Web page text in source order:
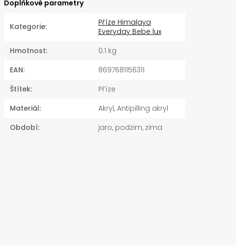
Doplňkové parametry
Kategorie:
Příze Himalaya
Everyday Bebe lux
Hmotnost:
0.1 kg
EAN:
8697681156311
Štítek:
Příze
Materiál:
Akryl, Antipilling akryl
Období: jaro, podzim, zima